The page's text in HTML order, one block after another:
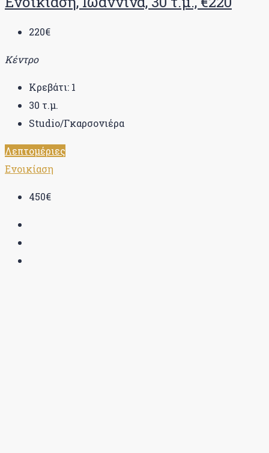
220€
Κέντρο
Κρεβάτι: 1
30 τ.μ.
Studio/Γκαρσονιέρα
Λεπτομέριες
Ενοικίαση
450€